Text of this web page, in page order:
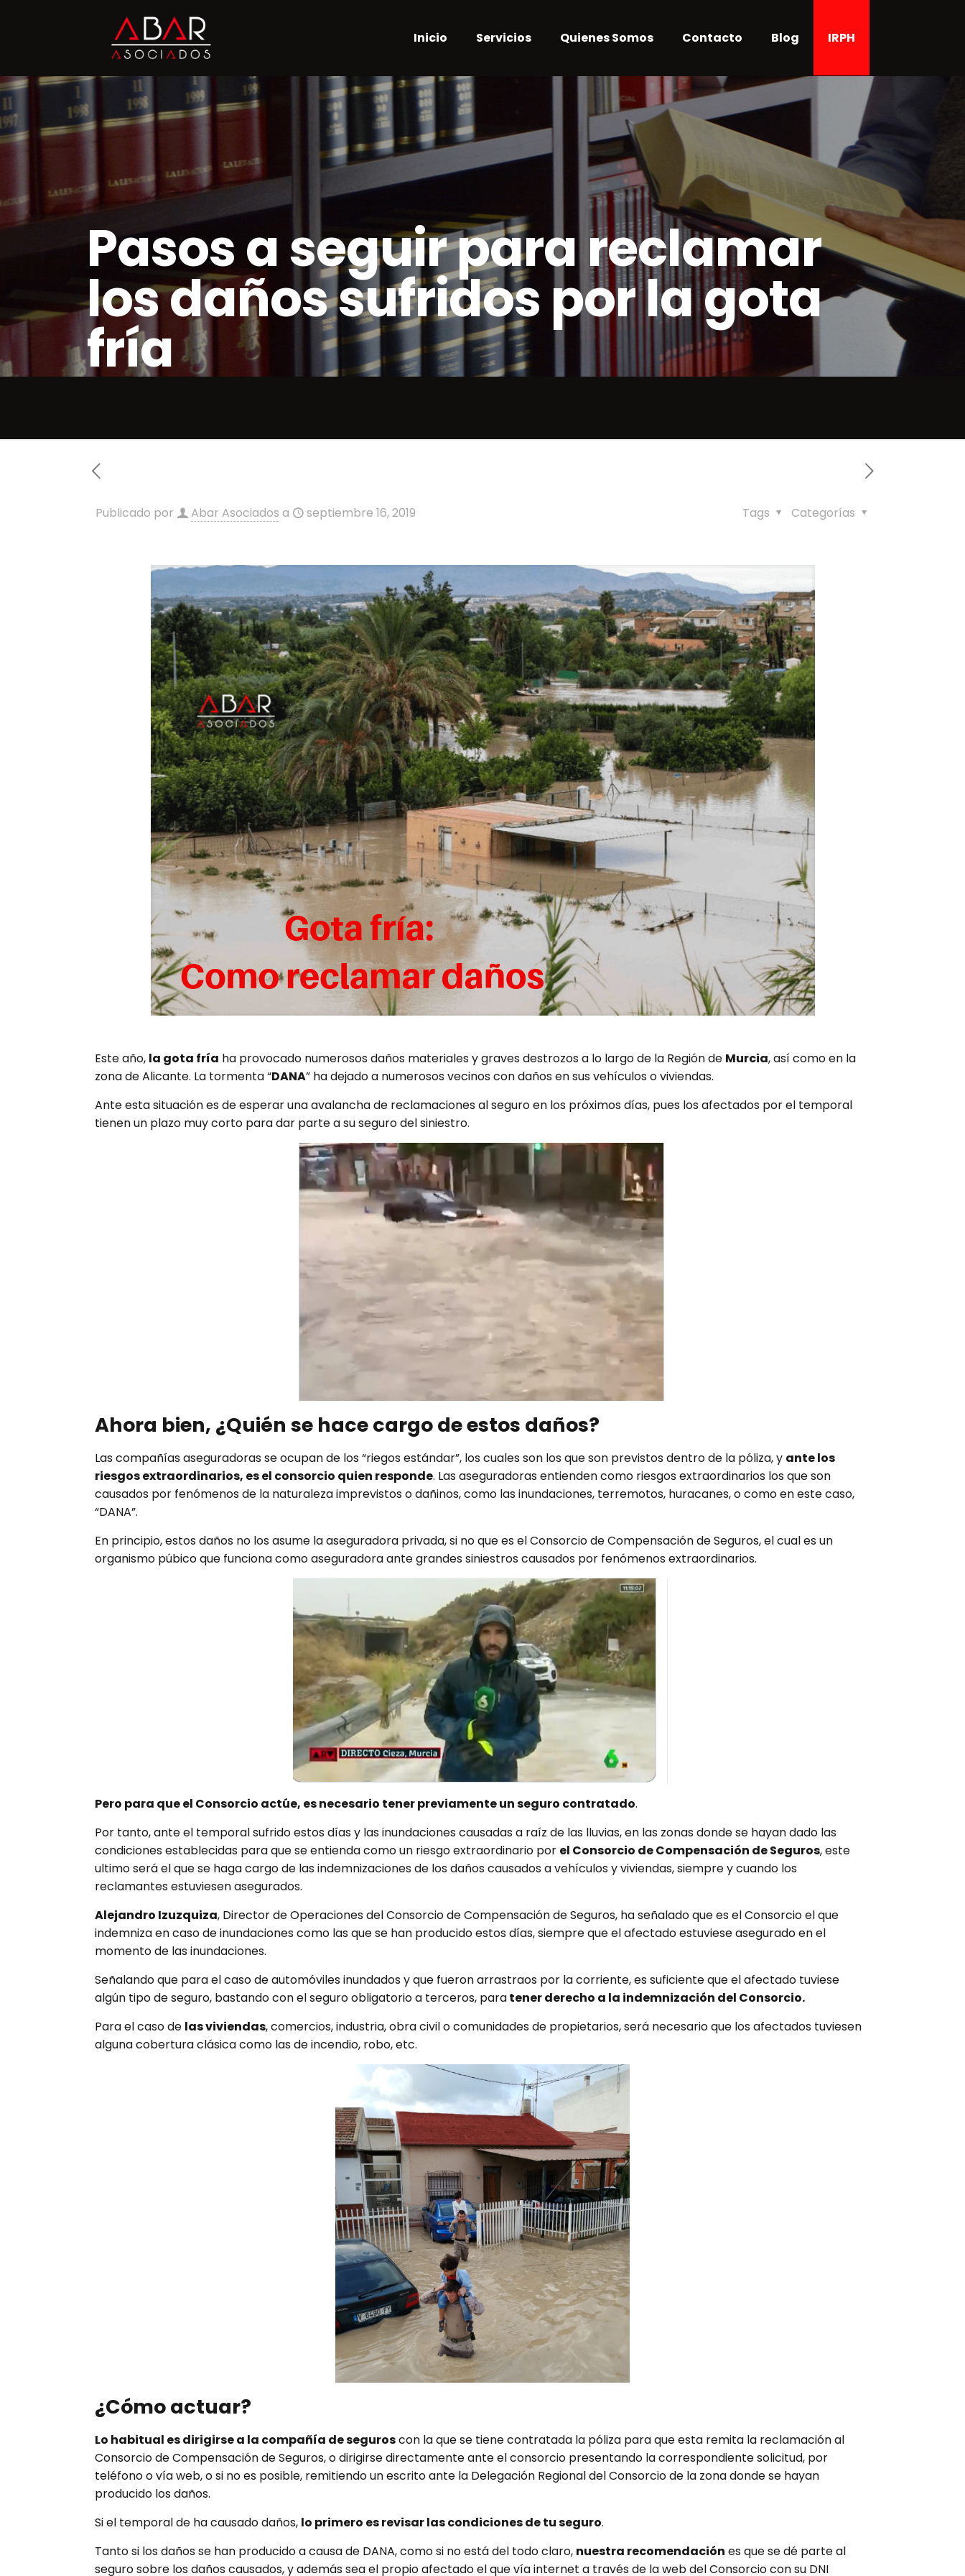
Inicio Servicios Quienes Somos Contacto Blog IRPH
Pasos a seguir para reclamar
los daños sufridos por la gota
fría
Publicado por Abar Asociados a septiembre 16, 2019 Categorías
Tags
Este año, la gota fría ha provocado numerosos daños materiales y graves destrozos a lo largo de la Región de Murcia, así como en la
zona de Alicante. La tormenta “DANA” ha dejado a numerosos vecinos con daños en sus vehículos o viviendas.
Ante esta situación es de esperar una avalancha de reclamaciones al seguro en los próximos días, pues los afectados por el temporal
tienen un plazo muy corto para dar parte a su seguro del siniestro.
Ahora bien, ¿Quién se hace cargo de estos daños?
Las compañías aseguradoras se ocupan de los “riegos estándar”, los cuales son los que son previstos dentro de la póliza, y ante los
riesgos extraordinarios, es el consorcio quien responde. Las aseguradoras entienden como riesgos extraordinarios los que son
causados por fenómenos de la naturaleza imprevistos o dañinos, como las inundaciones, terremotos, huracanes, o como en este caso,
“DANA”.
En principio, estos daños no los asume la aseguradora privada, si no que es el Consorcio de Compensación de Seguros, el cual es un
organismo púbico que funciona como aseguradora ante grandes siniestros causados por fenómenos extraordinarios.
Pero para que el Consorcio actúe, es necesario tener previamente un seguro contratado.
Por tanto, ante el temporal sufrido estos días y las inundaciones causadas a raíz de las lluvias, en las zonas donde se hayan dado las
condiciones establecidas para que se entienda como un riesgo extraordinario por el Consorcio de Compensación de Seguros, este
ultimo será el que se haga cargo de las indemnizaciones de los daños causados a vehículos y viviendas, siempre y cuando los
reclamantes estuviesen asegurados.
Alejandro Izuzquiza, Director de Operaciones del Consorcio de Compensación de Seguros, ha señalado que es el Consorcio el que
indemniza en caso de inundaciones como las que se han producido estos días, siempre que el afectado estuviese asegurado en el
momento de las inundaciones.
Señalando que para el caso de automóviles inundados y que fueron arrastraos por la corriente, es suficiente que el afectado tuviese
algún tipo de seguro, bastando con el seguro obligatorio a terceros, paratener derecho a la indemnización del Consorcio.
Para el caso de las viviendas, comercios, industria, obra civil o comunidades de propietarios, será necesario que los afectados tuviesen
alguna cobertura clásica como las de incendio, robo, etc.
¿Cómo actuar?
Lo habitual es dirigirse a la compañía de seguroscon la que se tiene contratada la póliza para que esta remita la reclamación al
Consorcio de Compensación de Seguros, o dirigirse directamente ante el consorcio presentando la correspondiente solicitud, por
teléfono o vía web, o si no es posible, remitiendo un escrito ante la Delegación Regional del Consorcio de la zona donde se hayan
producido los daños.
Si el temporal de ha causado daños, lo primero es revisar las condiciones de tu seguro.
Tanto si los daños se han producido a causa de DANA, como si no está del todo claro, nuestra recomendación es que se dé parte al
seguro sobre los daños causados, y además sea el propio afectado el que vía internet a través de la web del Consorcio con su DNI